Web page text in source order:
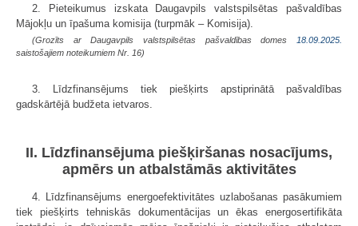
2. Pieteikumus izskata Daugavpils valstspilsētas pašvaldības
Mājokļu un īpašuma komisija (turpmāk – Komisija).
(Grozīts ar Daugavpils valstspilsētas pašvaldības domes 18.09.2025.
saistošajiem noteikumiem Nr. 16)
3. Līdzfinansējums tiek piešķirts apstiprinātā pašvaldības
gadskārtējā budžeta ietvaros.
II. Līdzfinansējuma piešķiršanas nosacījums,
apmērs un atbalstāmās aktivitātes
4. Līdzfinansējums energoefektivitātes uzlabošanas pasākumiem
tiek piešķirts tehniskās dokumentācijas un ēkas energosertifikāta